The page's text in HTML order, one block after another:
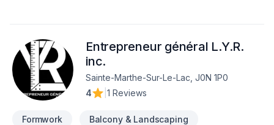
FLX, we’re driven by the belief that every client deserves
exceptional service and lasting results.
Entrepreneur général L.Y.R.
inc.
Sainte-Marthe-Sur-Le-Lac, J0N 1P0
4
1 Reviews
Formwork Balcony & Landscaping